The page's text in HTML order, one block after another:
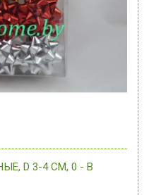
D 3-4 СМ, 0 - В